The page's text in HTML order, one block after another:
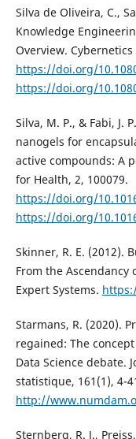
Silva de Oliveira, C.,
Knowledge
Overview.
https://doi.org/
https://doi.org/
Silva, M. P., & Fabi, J.
nanogels for
active compounds: A
for Health, 2, 100079.
https://doi.org/
https://doi.org/
Skinner, R. E. (2012).
From the Ascendancy
Expert Systems.
Starmans, R. (2020).
regained: The
Data Science debate.
statistique, 161(1), 4-
http://
Sternberg, R. J.,